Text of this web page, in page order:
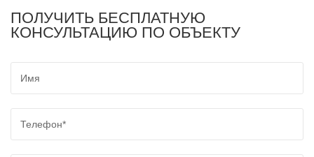
ПОЛУЧИТЬ БЕСПЛАТНУЮ
КОНСУЛЬТАЦИЮ ПО ОБЪЕКТУ